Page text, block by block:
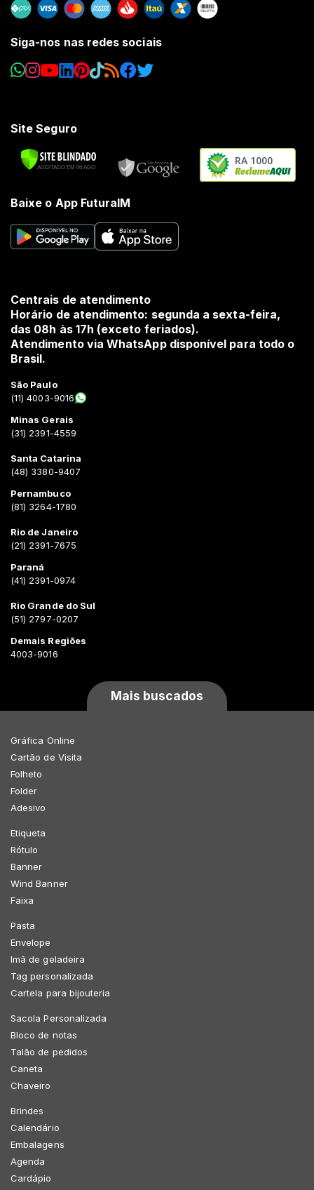
Siga-nos nas redes sociais
Site Seguro
RA 1000
Baixe o App FuturaIM
Centrais de atendimento
Horário de atendimento: segunda a sexta-feira,
das 08h às 17h (exceto feriados).
Atendimento via WhatsApp disponível para todo o
Brasil.
São Paulo
(11) 4003-9016
Minas Gerais
(31) 2391-4559
Santa Catarina
(48) 3380-9407
Pernambuco
(81) 3264-1780
Rio de Janeiro
(21) 2391-7675
Paraná
(41) 2391-0974
Rio Grande do Sul
(51) 2797-0207
Demais Regiões
4003-9016
Mais buscados
Gráfica Online
Cartão de Visita
Folheto
Folder
Adesivo
Etiqueta
Rótulo
Banner
Wind Banner
Faixa
Pasta
Envelope
Imã de geladeira
Tag personalizada
Cartela para bijouteria
Sacola Personalizada
Bloco de notas
Talão de pedidos
Caneta
Chaveiro
Brindes
Calendário
Embalagens
Agenda
Cardápio